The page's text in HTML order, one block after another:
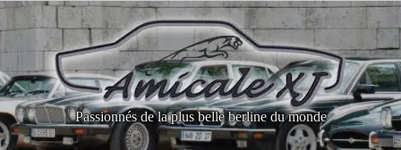
Passionnés de la plus belle berline du monde